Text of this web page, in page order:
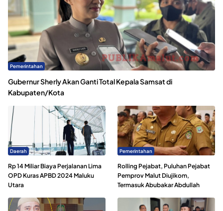
Pemerintahan
Gubernur Sherly Akan Ganti Total Kepala Samsat di
Kabupaten/Kota
Daerah
Rp 14 Miliar Biaya Perjalanan Lima
OPD Kuras APBD 2024 Maluku
Utara
Pemerintahan
Rolling Pejabat, Puluhan Pejabat
Pemprov Malut Diujikom,
Termasuk Abubakar Abdullah